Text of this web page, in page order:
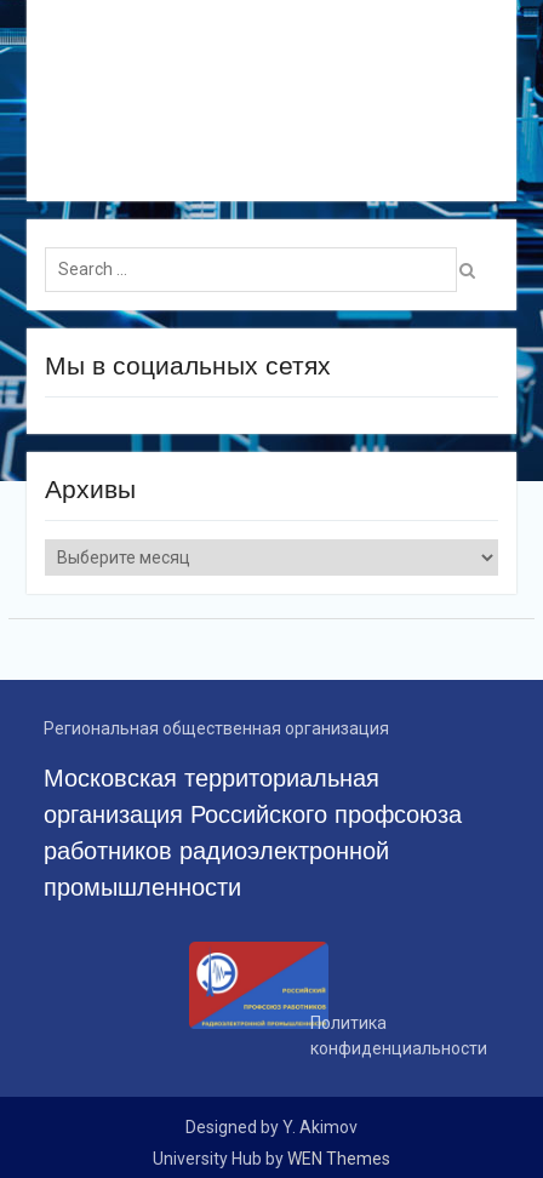
Search
for:
Мы в социальных сетях
Архивы
Архивы
Региональная общественная организация
Московская территориальная
организация Российского профсоюза
работников радиоэлектронной
промышленности
Политика
конфиденциальности
Designed by Y. Akimov
University Hub byWEN Themes